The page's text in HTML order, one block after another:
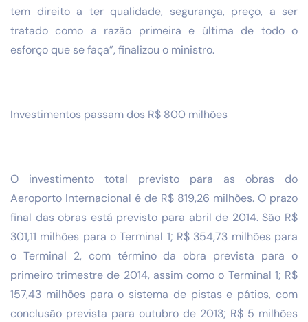
tem direito a ter qualidade, segurança, preço, a ser
tratado como a razão primeira e última de todo o
esforço que se faça”, finalizou o ministro.
Investimentos passam dos R$ 800 milhões
O investimento total previsto para as obras do
Aeroporto Internacional é de R$ 819,26 milhões. O prazo
final das obras está previsto para abril de 2014. São R$
301,11 milhões para o Terminal 1; R$ 354,73 milhões para
o Terminal 2, com término da obra prevista para o
primeiro trimestre de 2014, assim como o Terminal 1; R$
157,43 milhões para o sistema de pistas e pátios, com
conclusão prevista para outubro de 2013; R$ 5 milhões